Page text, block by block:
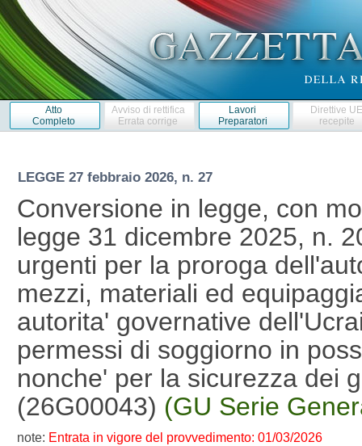
Atto
Completo
Avviso di rettifica
Errata corrige
Lavori
Preparatori
Direttive
recepite
LEGGE 27 febbraio 2026, n. 27
Conversione in legge, con
legge 31 dicembre 2025, n.
urgenti per la proroga
mezzi, materiali ed
autorita' governative
permessi di soggiorno in
nonche' per la sicurezza dei
(26G00043) (GU Serie
note: Entrata in vigore del provvedimento: 01/03/2026